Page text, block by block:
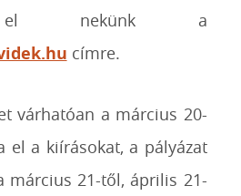
el nekünk a
címre.
várhatóan a március 20-
el a kiírásokat, a pályázat
március 21-től, április 21-